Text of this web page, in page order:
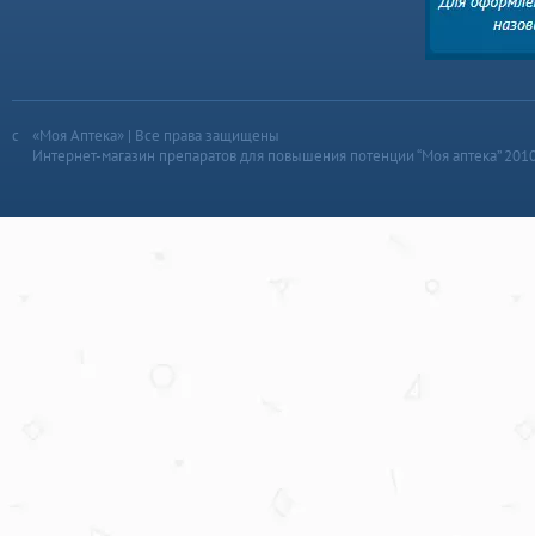
«Моя Аптека» | Все права защищены
Интернет-магазин препаратов для повышения потенции “Моя аптека”